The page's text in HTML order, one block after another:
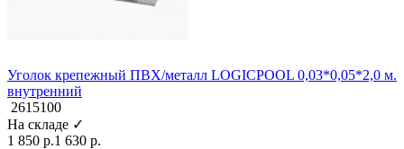
Уголок крепежный ПВХ/металл LOGICPOOL 0,03*0,05*2,0 м.
внутренний
2615100
На складе ✓
1 850 р.1 630 р.